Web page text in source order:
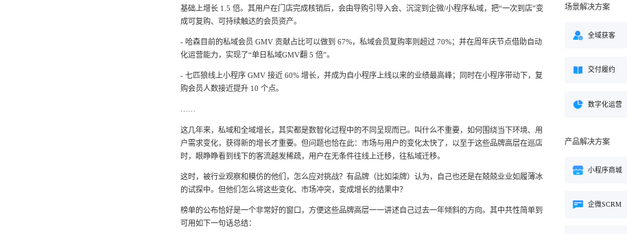
社群圈子
深度链接粉丝，高品质社群运营
企业培训系统，员工培训、考试全
场景解决方案
AI智能营销
AI智能营销就用小鹅通
社区团购
经营难题
私域电商
私域电商系统，全链路私域增长解
决方案
服装行业
服装行业私域互动运营一站式解决
心理机构
付与用户留存一站式解决方案
基础上增长 1.5 倍。其用户在门店完成核销后，会由导购引导入会、沉淀到企微/小程序私域，把“一次到店”变
成可复购、可持续触达的会员资产。
- 哈森目前的私域会员 GMV 贡献占比可以做到 67%，私域会员复购率则超过 70%；并在周年庆节点借助自动
化运营能力，实现了“单日私域GMV翻 5 倍”。
- 七匹狼线上小程序 GMV 接近 60% 增长，并成为自小程序上线以来的业绩最高峰；同时在小程序带动下，复
购会员人数接近提升 10 个点。
……
这几年来，私域和全域增长，其实都是数智化过程中的不同呈现而已。叫什么不重要，如何围绕当下环境、用
户需求变化，获得新的增长才重要。但问题也恰在此：市场与用户的变化太快了，以至于这些品牌高层在巡店
时，眼睁睁看到线下的客流越发稀疏，用户在无条件往线上迁移，往私域迁移。
这时，被行业观察和模仿的他们，怎么应对挑战？有品牌（比如柒牌）认为，自己也还是在兢兢业业如履薄冰
的试探中。但他们怎么将这些变化、市场冲突，变成增长的结果中？
榜单的公布恰好是一个非常好的窗口，方便这些品牌高层一一讲述自己过去一年倾斜的方向。其中共性简单到
可用如下一句话总结：
场景解决方案
全域获客
交付履约
数字化运营
产品解决方案
小程序商城
企微SCRM